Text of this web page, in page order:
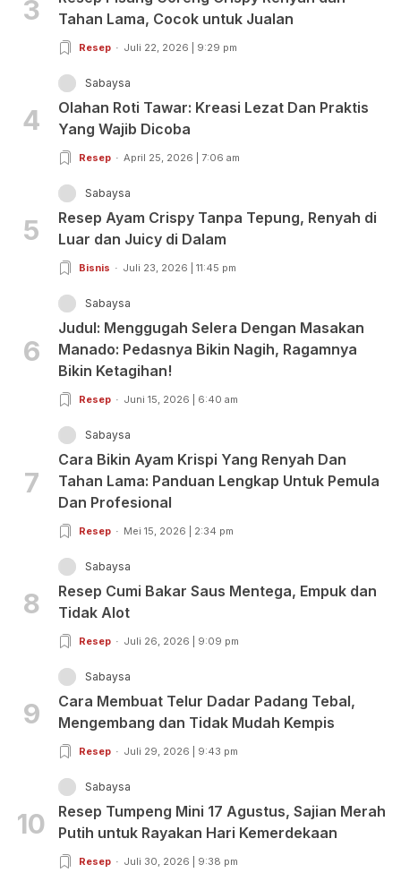
3
Tahan Lama, Cocok untuk Jualan
Resep Juli 22, 2026 | 9:29 pm
4
Sabaysa
Olahan Roti Tawar: Kreasi Lezat Dan Praktis
Yang Wajib Dicoba
Resep April 25, 2026 | 7:06 am
5
Sabaysa
Resep Ayam Crispy Tanpa Tepung, Renyah di
Luar dan Juicy di Dalam
Bisnis Juli 23, 2026 | 11:45 pm
6
Sabaysa
Judul: Menggugah Selera Dengan Masakan
Manado: Pedasnya Bikin Nagih, Ragamnya
Bikin Ketagihan!
Resep Juni 15, 2026 | 6:40 am
7
Sabaysa
Cara Bikin Ayam Krispi Yang Renyah Dan
Tahan Lama: Panduan Lengkap Untuk Pemula
Dan Profesional
Resep Mei 15, 2026 | 2:34 pm
8
Sabaysa
Resep Cumi Bakar Saus Mentega, Empuk dan
Tidak Alot
Resep Juli 26, 2026 | 9:09 pm
9
Sabaysa
Cara Membuat Telur Dadar Padang Tebal,
Mengembang dan Tidak Mudah Kempis
Resep Juli 29, 2026 | 9:43 pm
10
Sabaysa
Resep Tumpeng Mini 17 Agustus, Sajian Merah
Putih untuk Rayakan Hari Kemerdekaan
Resep Juli 30, 2026 | 9:38 pm